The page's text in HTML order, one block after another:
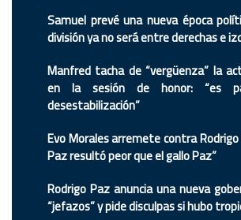
Samuel prevé una nueva época
división ya no será entre derechas e
Manfred tacha de “vergüenza” la
en la sesión de honor: “es
desestabilización”
Evo Morales arremete contra Rodrigo
Paz resultó peor que el gallo Paz”
Rodrigo Paz anuncia una nueva
“jefazos” y pide disculpas si hubo